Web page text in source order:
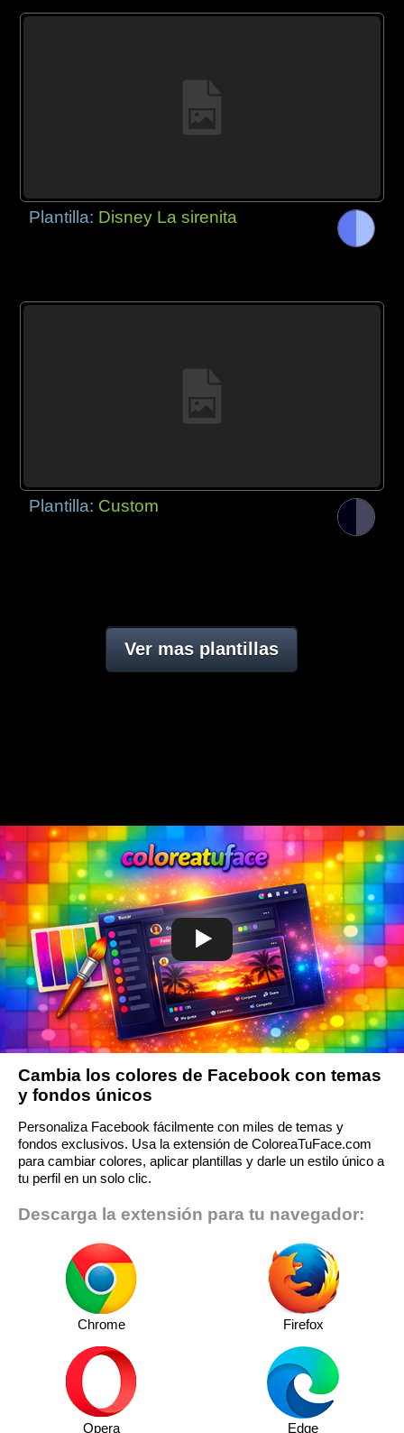
Plantilla: Disney La sirenita
Plantilla: Custom
Ver mas plantillas
Cambia los colores de Facebook con temas
y fondos únicos
Personaliza Facebook fácilmente con miles de temas y
fondos exclusivos. Usa la extensión de ColoreaTuFace.com
para cambiar colores, aplicar plantillas y darle un estilo único a
tu perfil en un solo clic.
Descarga la extensión para tu navegador:
Chrome Firefox
Opera Edge